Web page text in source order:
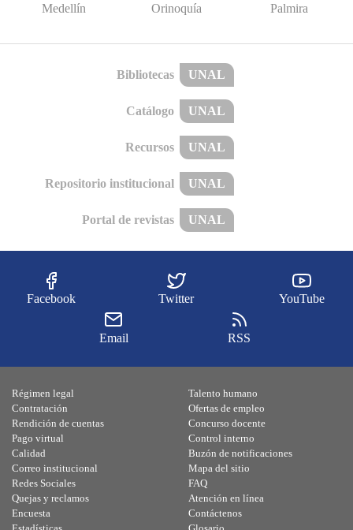
Medellín Orinoquía Palmira
Bibliotecas UNAL
Catálogo UNAL
Recursos UNAL
Repositorio institucional UNAL
Portal de revistas UNAL
Facebook Twitter YouTube
Email RSS
Régimen legal
Contratación
Rendición de cuentas
Pago virtual
Calidad
Talento humano
Ofertas de empleo
Concurso docente
Control interno
Buzón de notificaciones
Correo institucional
Redes Sociales
Quejas y reclamos
Encuesta
Mapa del sitio
FAQ
Atención en línea
Contáctenos